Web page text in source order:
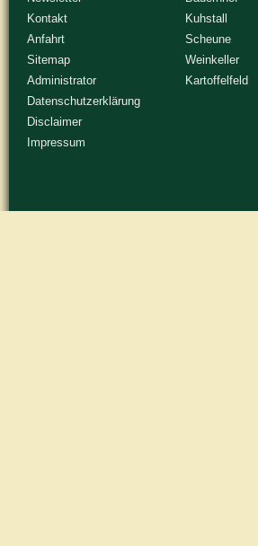
Kontakt
Anfahrt
Sitemap
Administrator
Datenschutzerklärung
Disclaimer
Impressum
Kuhstall
Scheune
Weinkeller
Kartoffelfeld